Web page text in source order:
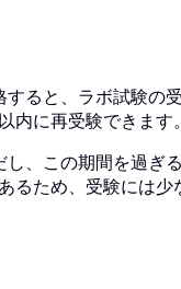
ると、ラボ試験の
に再受験できます。
、この期間を過ぎ
るため、受験には